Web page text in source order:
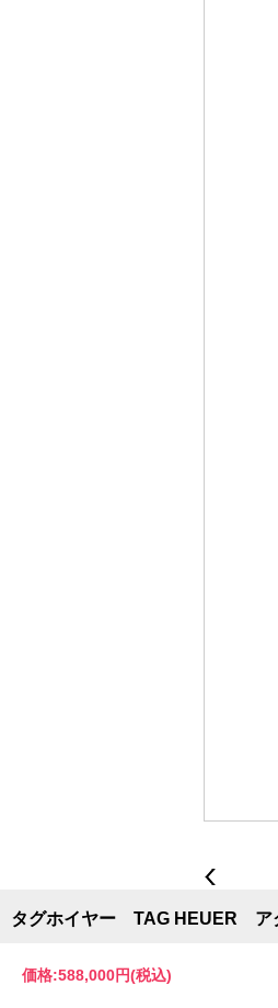
タグホイヤー TAG HEUER ア
価格:588,000円(税込)